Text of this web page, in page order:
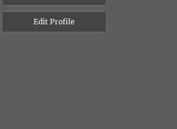
Edit Profile